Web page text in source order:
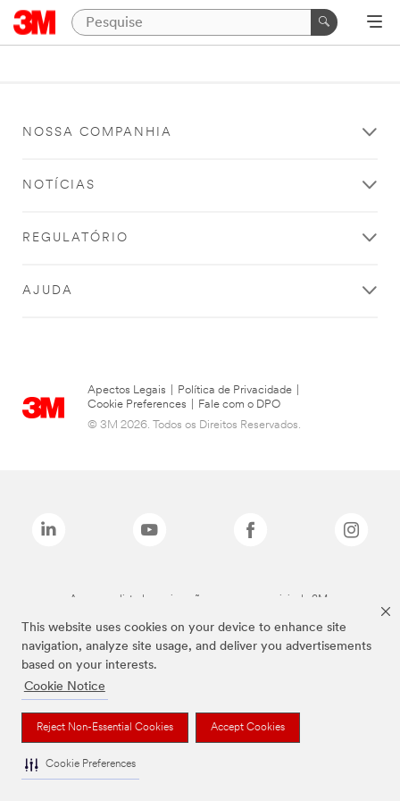
This website uses cookies on your device to enhance site
navigation, analyze site usage, and deliver you advertisements
based on your interests.
Cookie Notice
Reject Non-Essential Cookies Accept Cookies
Cookie Preferences
NOSSA COMPANHIA
NOTÍCIAS
REGULATÓRIO
AJUDA
Apectos Legais Política de Privacidade
Cookie Preferences
Fale com o DPO
© 3M 2026. Todos os Direitos Reservados.
As marcas listadas a cima são marcas comerciais da 3M.